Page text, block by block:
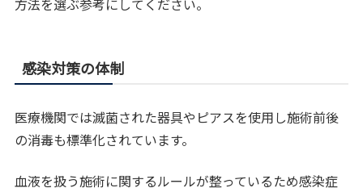
方法を選ぶ参考にしてください。
感染対策の体制
医療機関では滅菌された器具やピアスを使用し施術前後
の消毒も標準化されています。
血液を扱う施術に関するルールが整っているため感染症